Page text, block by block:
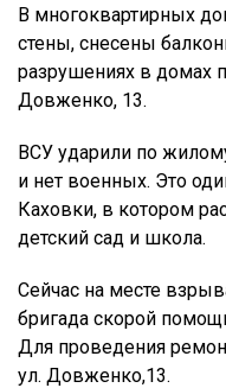
В многоквартирных
стены, снесены
разрушениях в домах
Довженко, 13.
ВСУ ударили по
и нет военных. Это
Каховки, в котором
детский сад и школа.
Сейчас на месте
бригада скорой
Для проведения
ул. Довженко,13.